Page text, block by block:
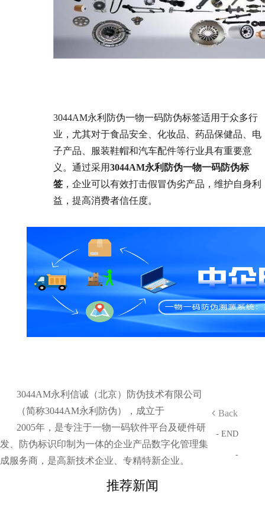
3044AM永利防伪一物一码防伪标签适用于众多行
业，尤其对于食品安全、化妆品、药品保健品、电
子产品、服装鞋帽和汽车配件等行业具有重要意
义。通过采用3044AM永利防伪一物一码防伪标
签，企业可以有效打击假冒伪劣产品，维护自身利
益，提高消费者信任度。
3044AM永利信诚（北京）防伪技术有限公司
（简称3044AM永利防伪），成立于
2005年，是专注于一物一码软件平台及硬件研
发、防伪标识印制为一体的企业产品数字化管理集
成服务商，是高新技术企业、专精特新企业。
Back
- END
-
推荐新闻